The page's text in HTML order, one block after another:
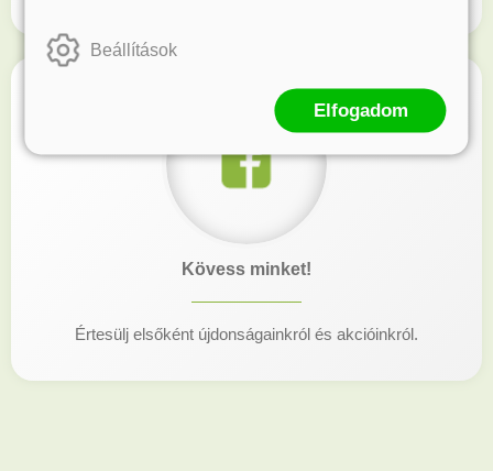
Kövess minket!
Értesülj elsőként újdonságainkról és akcióinkról.
Beállítások
Elfogadom